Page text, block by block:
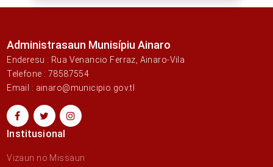
Administrasaun Munisípiu Ainaro
Enderesu : Rua Venancio Ferraz, Ainaro-Vila
Telefone : 78587554
Email : ainaro@municipio.gov.tl
Institusional
Vizaun no Missaun